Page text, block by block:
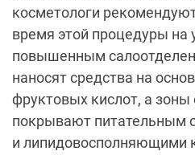
косметологи
время этой процедуры на
повышенным
наносят средства на
фруктовых кислот, а
покрывают питательным
и липидовосполняющими